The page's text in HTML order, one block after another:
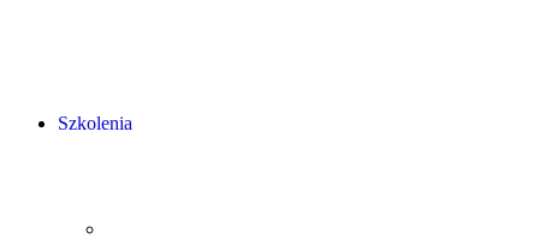
Szkolenia